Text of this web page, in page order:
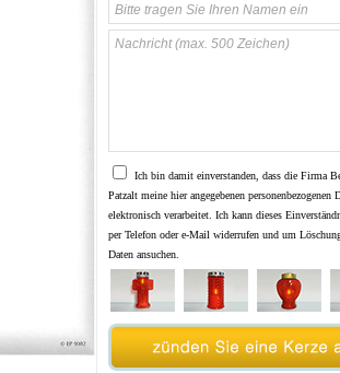
Ich bin damit einverstanden, dass die Firma
Patzalt meine hier angegebenen personenbezogenen
elektronisch verarbeitet. Ich kann dieses
per Telefon oder e-Mail widerrufen und um
Daten ansuchen.